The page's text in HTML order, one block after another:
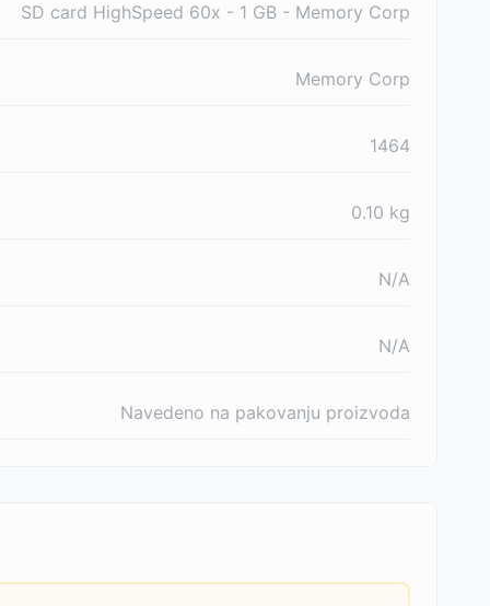
SD card HighSpeed 60x - 1 GB - Memory Corp
Memory Corp
1464
0.10 kg
N/A
N/A
Navedeno na pakovanju proizvoda